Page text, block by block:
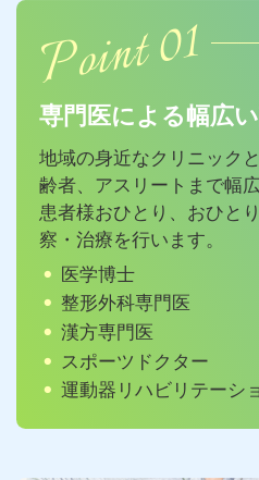
Point 01
専門医による幅広
地域の身近なクリニック
齢者、アスリートまで幅
患者様おひとり、おひと
察・治療を行います。
医学博士
整形外科専門医
漢方専門医
スポーツドクター
運動器リハビリテーシ